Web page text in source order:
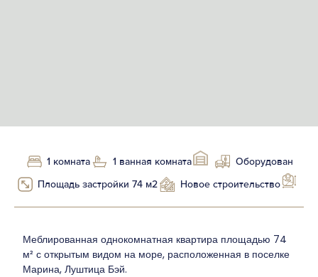
1 комната 1 ванная комната
Оборудован
Площадь застройки 74 м2
Новое строительство
Меблированная однокомнатная квартира площадью 74
м² с открытым видом на море, расположенная в поселке
Марина, Луштица Бэй.